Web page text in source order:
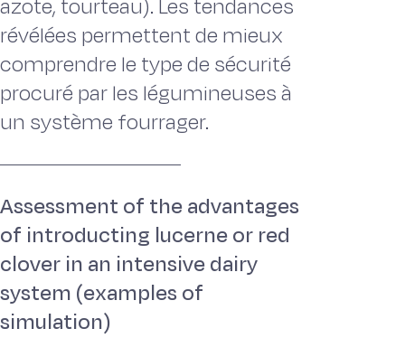
azote, tourteau). Les tendances
révélées permettent de mieux
comprendre le type de sécurité
procuré par les légumineuses à
un système fourrager.
Assessment of the advantages
of introducting lucerne or red
clover in an intensive dairy
system (examples of
simulation)